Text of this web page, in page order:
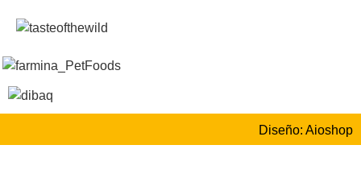
Diseño: Aioshop